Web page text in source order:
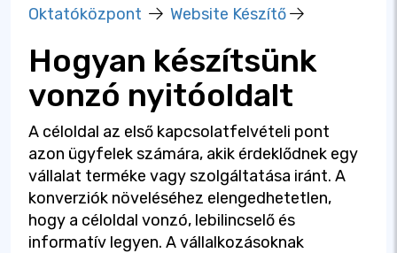
Oktatóközpont Website Készítő
Hogyan készítsünk
vonzó nyitóoldalt
A céloldal az első kapcsolatfelvételi pont
azon ügyfelek számára, akik érdeklődnek egy
vállalat terméke vagy szolgáltatása iránt. A
konverziók növeléséhez elengedhetetlen,
hogy a céloldal vonzó, lebilincselő és
informatív legyen. A vállalkozásoknak